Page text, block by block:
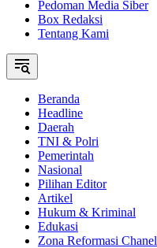
Pedoman Media Siber
Box Redaksi
Tentang Kami
Beranda
Headline
Daerah
TNI & Polri
Pemerintah
Nasional
Pilihan Editor
Artikel
Hukum & Kriminal
Edukasi
Zona Reformasi Chanel